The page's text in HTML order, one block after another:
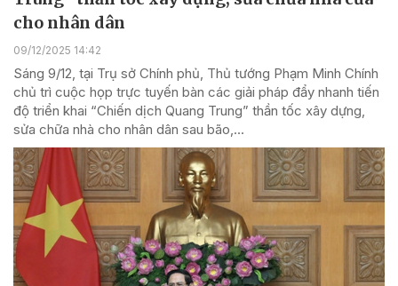
cho nhân dân
09/12/2025 14:42
Sáng 9/12, tại Trụ sở Chính phủ, Thủ tướng Phạm Minh Chính
chủ trì cuộc họp trực tuyến bàn các giải pháp đẩy nhanh tiến
độ triển khai “Chiến dịch Quang Trung” thần tốc xây dựng,
sửa chữa nhà cho nhân dân sau bão,...